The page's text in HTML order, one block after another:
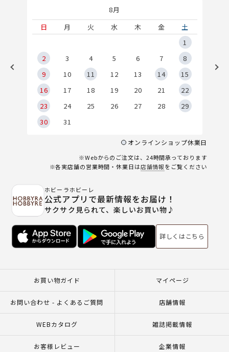
8月
日
月 火 水 木 金
土
1
2
3 4 5 6 7
8
9
10 11 12 13 14
15
16
17 18 19 20 21
22
23
24 25 26 27 28
29
30
31
オンラインショップ休業日
※Webからのご注文は、24時間承っております
※各実店舗の営業時間・休業日は店舗情報をご覧ください
ホビーラホビーレ
公式アプリで最新情報をお届け！
サクサク見られて、楽しいお買い物♪
詳しくはこちら
お買い物ガイド マイページ
お問い合わせ - よくあるご質問 店舗情報
WEBカタログ 雑誌掲載情報
お客様レビュー 企業情報